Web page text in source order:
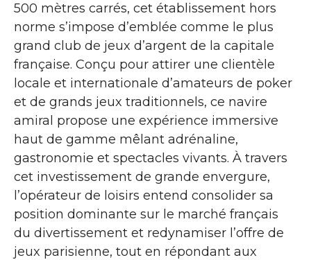
500 mètres carrés, cet établissement hors
norme s’impose d’emblée comme le plus
grand club de jeux d’argent de la capitale
française. Conçu pour attirer une clientèle
locale et internationale d’amateurs de poker
et de grands jeux traditionnels, ce navire
amiral propose une expérience immersive
haut de gamme mêlant adrénaline,
gastronomie et spectacles vivants. À travers
cet investissement de grande envergure,
l’opérateur de loisirs entend consolider sa
position dominante sur le marché français
du divertissement et redynamiser l’offre de
jeux parisienne, tout en répondant aux